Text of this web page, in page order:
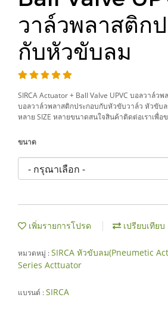
วาล์วพลาสติก
กับหัวขับลม
SIRCA Actuator + Ball Valve UPVC บอลวาล์
บอลวาล์วพลาสติกประกอบกับหัวขับวาล์ว หัวขับล
หลาย SIZE หลายขนาดสนใจสินค้าติดต่อเราเพื่อ
ขนาด
เพิ่มรายการโปรด เปรียบเทียบ
หมวดหมู่ :SIRCA หัวขับลม(Pneumetic
Series Acttuator
แบรนด์ :SIRCA